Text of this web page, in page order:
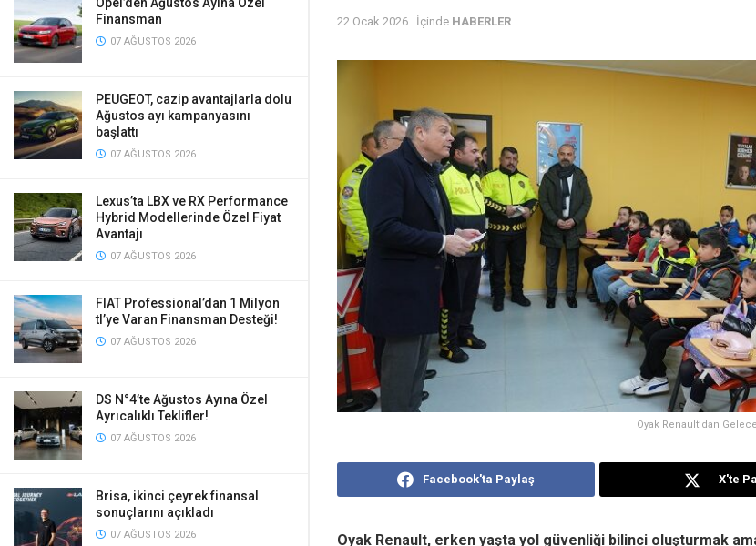
Finansman
07 AĞUSTOS 2026
PEUGEOT, cazip avantajlarla dolu
Ağustos ayı kampanyasını
başlattı
07 AĞUSTOS 2026
Lexus’ta LBX ve RX Performance
Hybrid Modellerinde Özel Fiyat
Avantajı
07 AĞUSTOS 2026
FIAT Professional’dan 1 Milyon
tl’ye Varan Finansman Desteği!
07 AĞUSTOS 2026
DS N°4’te Ağustos Ayına Özel
Ayrıcalıklı Teklifler!
07 AĞUSTOS 2026
Brisa, ikinci çeyrek finansal
sonuçlarını açıkladı
07 AĞUSTOS 2026
22 Ocak 2026 İçinde HABERLER
Oyak Renault’dan
Facebook'ta Paylaş X'te
Oyak Renault, erken yaşta yol güvenliği bilinci oluşturmak